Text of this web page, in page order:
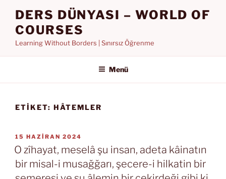
DERS DÜNYASI – WORLD OF
COURSES
Learning Without Borders | Sınırsız Öğrenme
Menü
ETIKET: HÂTEMLER
YAYIM
TARIHI
15 HAZIRAN 2024
O zîhayat, meselâ şu insan, adeta kâinatın
bir misal-i musağğarı, şecere-i hilkatin bir